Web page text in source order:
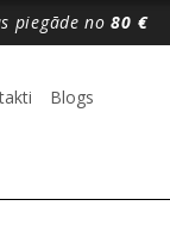
piegāde no80 €
Blogs